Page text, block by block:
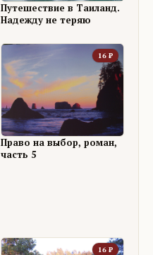
Путешествие в Таиланд.
Надежду не теряю
16 ₽
Право на выбор, роман,
часть 5
16 ₽